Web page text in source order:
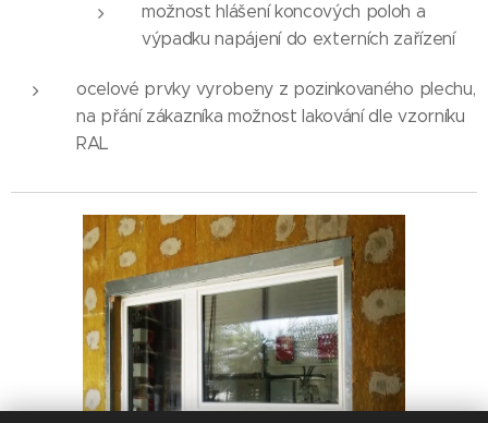
možnost hlášení koncových poloh a
výpadku napájení do externích zařízení
ocelové prvky vyrobeny z pozinkovaného plechu,
na přání zákazníka možnost lakování dle vzorníku
RAL